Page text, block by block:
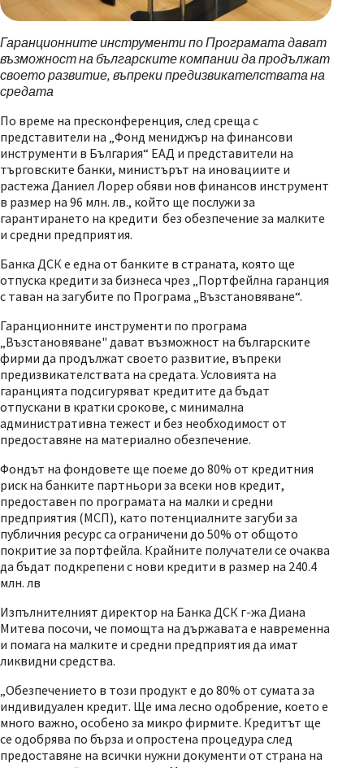
Гаранционните инструменти по Програмата дават
възможност на българските компании да продължат
своето развитие, въпреки предизвикателствата на
средата
По време на пресконференция, след среща с
представители на „Фонд мениджър на финансови
инструменти в България“ ЕАД и представители на
търговските банки, министърът на иновациите и
растежа Даниел Лорер обяви нов финансов инструмент
в размер на 96 млн. лв., който ще послужи за
гарантирането на кредити без обезпечение за малките
и средни предприятия.
Банка ДСК е една от банките в страната, която ще
отпуска кредити за бизнеса чрез „Портфейлна гаранция
с таван на загубите по Програма „Възстановяване“.
Гаранционните инструменти по програма
„Възстановяване" дават възможност на българските
фирми да продължат своето развитие, въпреки
предизвикателствата на средата. Условията на
гаранцията подсигуряват кредитите да бъдат
отпускани в кратки срокове, с минимална
административна тежест и без необходимост от
предоставяне на материално обезпечение.
Фондът на фондовете ще поеме до 80% от кредитния
риск на банките партньори за всеки нов кредит,
предоставен по програмата на малки и средни
предприятия (МСП), като потенциалните загуби за
публичния ресурс са ограничени до 50% от общото
покритие за портфейла. Крайните получатели се очаква
да бъдат подкрепени с нови кредити в размер на 240.4
млн. лв
Изпълнителният директор на Банка ДСК г-жа Диана
Митева посочи, че помощта на държавата е навременна
и помага на малките и средни предприятия да имат
ликвидни средства.
„Обезпечението в този продукт е до 80% от сумата за
индивидуален кредит. Ще има лесно одобрение, което е
много важно, особено за микро фирмите. Кредитът ще
се одобрява по бърза и опростена процедура след
предоставяне на всички нужни документи от страна на